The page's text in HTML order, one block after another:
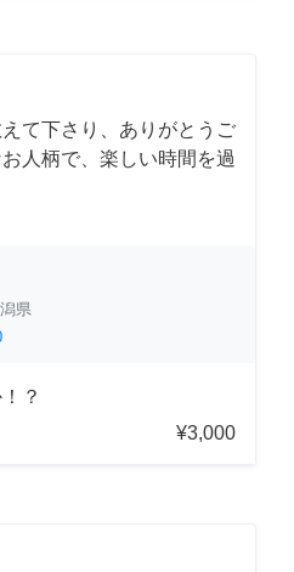
て下さり、ありがとうご
人柄で、楽しい時間を過
県
？
¥3,000